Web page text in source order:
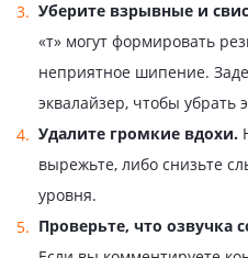
Уберите взрывные и
«т» могут формировать
неприятное шипение.
эквалайзер, чтобы убрать
Удалите громкие вдохи.
вырежьте, либо снизьте
уровня.
Проверьте, что озвучка